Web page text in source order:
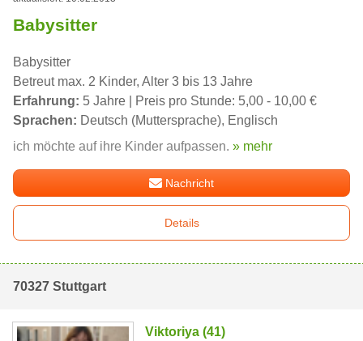
Babysitter
Babysitter
Betreut max. 2 Kinder, Alter 3 bis 13 Jahre
Erfahrung: 5 Jahre | Preis pro Stunde: 5,00 - 10,00 €
Sprachen: Deutsch (Muttersprache), Englisch
ich möchte auf ihre Kinder aufpassen. » mehr
Nachricht
Details
70327 Stuttgart
Viktoriya (41)